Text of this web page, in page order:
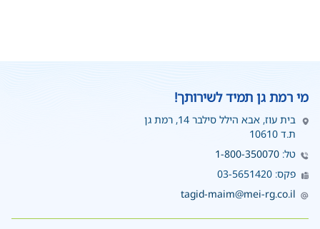
מי רמת גן תמיד לשירותך!
בית עוז, אבא הילל סילבר 14, רמת גן
ת.ד 10610
טל: 1-800-350070
פקס: 03-5651420
tagid-maim@mei-rg.co.il